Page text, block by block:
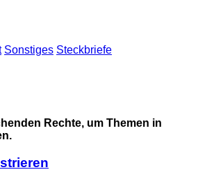
Sonstiges Steckbriefe
Rechte, um Themen in